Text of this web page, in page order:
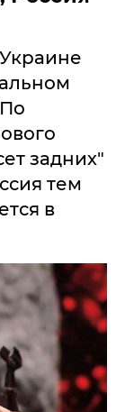
задних"
тем
в